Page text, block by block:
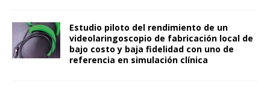
Estudio piloto del rendimiento de un
videolaringoscopio de fabricación local de
bajo costo y baja fidelidad con uno de
referencia en simulación clínica